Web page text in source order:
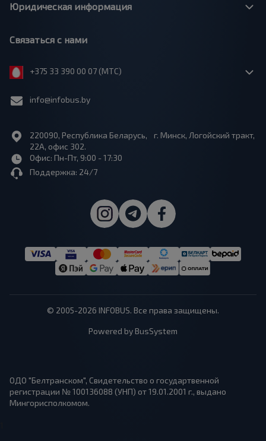
Юридическая информация
Связаться с нами
+375 33 390 00 07 (МТС)
info@infobus.by
220090, Республика Беларусь, г. Минск, Логойский тракт,
22А, офис 302.
Офис: Пн-Пт, 9:00 - 17:30
Поддержка: 24/7
© 2005-2026 INFOBUS. Все права защищены.
Powered by BusSystem
ОДО "Белтранском", Свидетельство о государтвенной
регистрации № 100136088 (УНП) от 19.01.2001 г., выдано
Мингорисполкомом.